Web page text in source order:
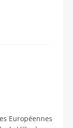
Européennes